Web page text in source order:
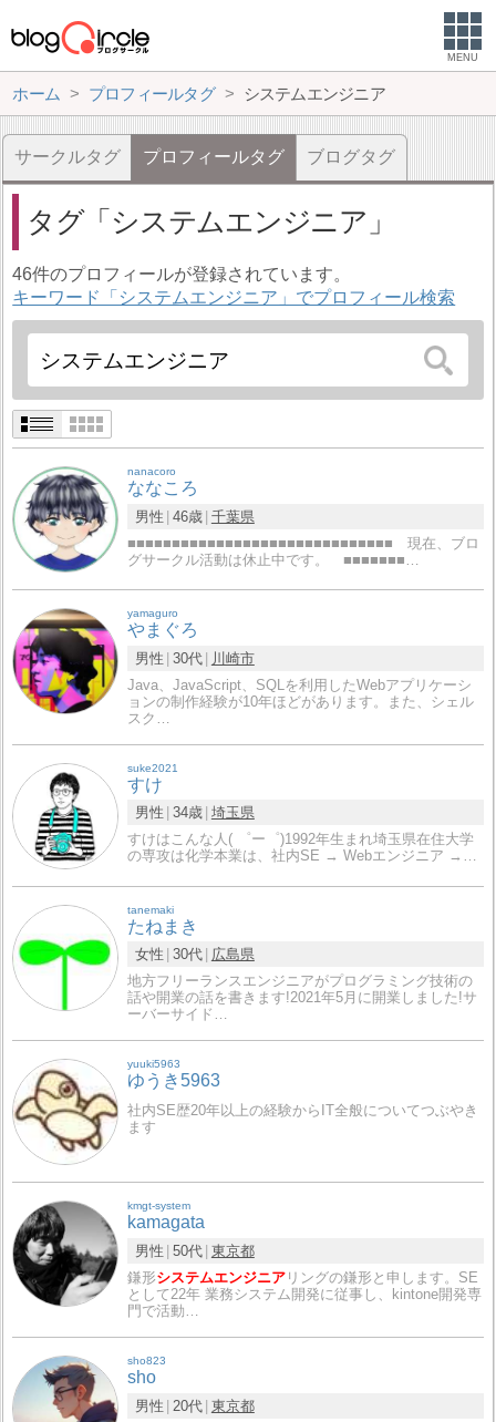
MENU
ホーム プロフィールタグ システムエンジニア
サークルタグ プロフィールタグ ブログタグ
タグ システムエンジニア
46件のプロフィールが登録されています。
キーワード「システムエンジニア」でプロフィール検索
nanacoro
ななころ
男性 46歳 千葉県
■■■■■■■■■■■■■■■■■■■■■■■■■■■■■■ 現在、ブロ
グサークル活動は休止中です。 ■■■■■■■…
yamaguro
やまぐろ
男性 30代
川崎市
Java、JavaScript、SQLを利用したWebアプリケーシ
ョンの制作経験が10年ほどがあります。また、シェル
スク…
suke2021
すけ
男性 34歳 埼玉県
すけはこんな人( ゜ー゜)1992年生まれ埼玉県在住大学
の専攻は化学本業は、社内SE → Webエンジニア →…
tanemaki
たねまき
女性 30代
広島県
地方フリーランスエンジニアがプログラミング技術の
話や開業の話を書きます!2021年5月に開業しました!サ
ーバーサイド…
yuuki5963
ゆうき5963
社内SE歴20年以上の経験からIT全般についてつぶやき
ます
kmgt-system
kamagata
男性 50代 東京都
鎌形システムエンジニア リングの鎌形と申します。SE
として22年 業務システム開発に従事し、kintone開発専
門で活動…
sho823
sho
男性 20代 東京都